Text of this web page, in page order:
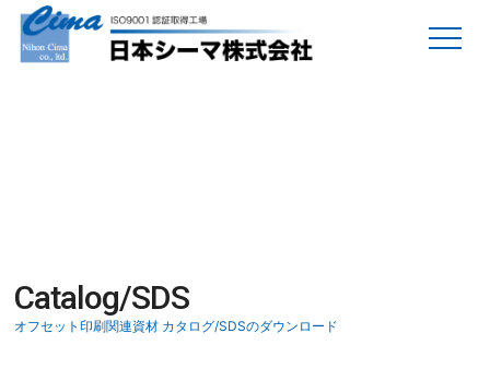
Catalog/SDS
オフセット印刷関連資材 カタログ/SDSのダウンロード